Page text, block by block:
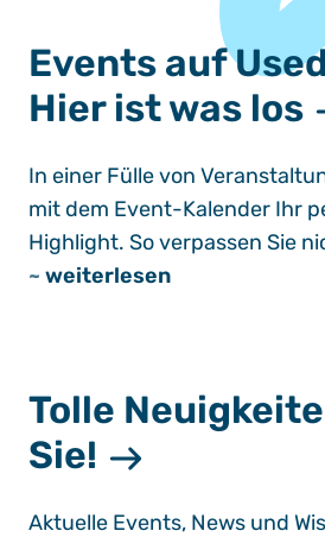
Events auf
Hier ist was los
In einer Fülle von
mit dem Event-Kalender Ihr
Highlight. So verpassen Sie
~ weiterlesen
Tolle
Sie!
Aktuelle Events, News und